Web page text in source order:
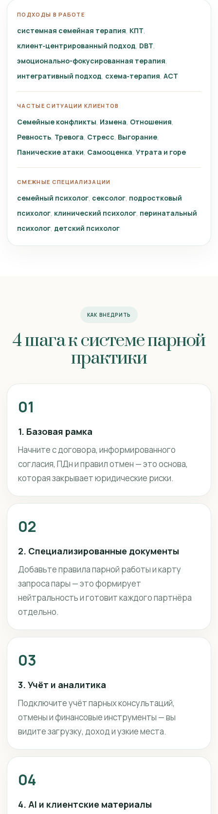
ПОДХОДЫ В РАБОТЕ
системная семейная терапия КПТ
клиент‑центрированный подход DBT
эмоционально-фокусированная терапия
интегративный подход схема‑терапия ACT
ЧАСТЫЕ СИТУАЦИИ КЛИЕНТОВ
Семейные конфликты Измена Отношения
Ревность Тревога Стресс Выгорание
Панические атаки Самооценка Утрата и горе
СМЕЖНЫЕ СПЕЦИАЛИЗАЦИИ
семейный психолог сексолог подростковый
психолог клинический психолог перинатальный
психолог детский психолог
КАК ВНЕДРИТЬ
4 шага к системе парной
практики
01
1. Базовая рамка
Начните с договора, информированного
согласия, ПДн и правил отмен — это основа,
которая закрывает юридические риски.
02
2. Специализированные документы
Добавьте правила парной работы и карту
запроса пары — это формирует
нейтральность и готовит каждого партнёра
отдельно.
03
3. Учёт и аналитика
Подключите учёт парных консультаций,
отмены и финансовые инструменты — вы
видите загрузку, доход и узкие места.
04
4. AI и клиентские материалы